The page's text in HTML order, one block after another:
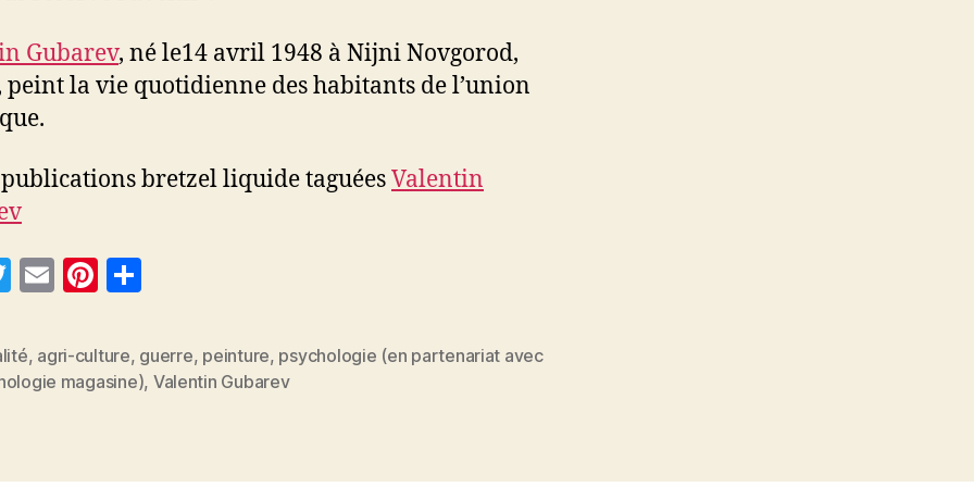
Gubarev, né le14 avril 1948 à Nijni Novgorod,
peint la vie quotidienne des habitants de l’union
bretzel liquide taguéesValentin
T
itt
er
E
ai
l
Pi
er
es
rt
a
, agri-culture, guerre, peinture, psychologie (en partenariat avec
magasine), Valentin Gubarev